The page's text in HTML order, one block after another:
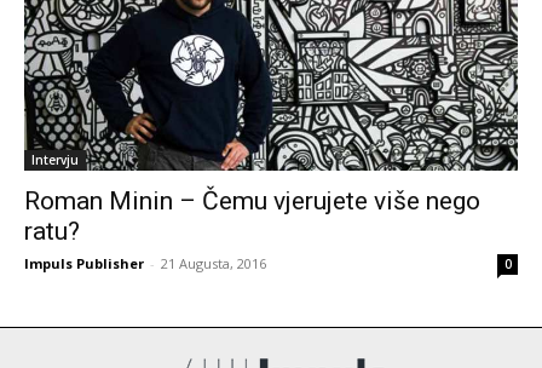
Intervju
Roman Minin – Čemu vjerujete više nego
ratu?
Impuls Publisher - 21 Augusta, 2016 0